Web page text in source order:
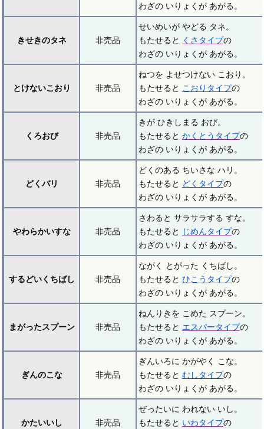
わざの いりょくが あがる。
きせきのタネ 非売品
せいめいが やどる タネ。
もたせると
くさタイプの
わざの いりょくが あがる。
とけないこおり 非売品
ねつを よせつけない こおり。
もたせると こおりタイプの
わざの いりょくが あがる。
くろおび 非売品
きが ひきしまる おび。
もたせると かくとうタイプの
わざの いりょくが あがる。
どくバリ 非売品
どくのある ちいさな ハリ。
もたせると どくタイプの
わざの いりょくが あがる。
やわらかいすな 非売品
さわると サラサラする すな。
もたせると
じめんタイプの
わざの いりょくが あがる。
するどいくちばし 非売品
ながく とがった くちばし。
もたせると ひこうタイプの
わざの いりょくが あがる。
まがったスプーン 非売品
ねんりきを こめた スプーン。
もたせると エスパータイプの
わざの いりょくが あがる。
ぎんのこな 非売品
ぎんいろに かがやく こな。
もたせると むしタイプの
わざの いりょくが あがる。
かたいいし 非売品
ぜったいに われない いし。
もたせると いわタイプの